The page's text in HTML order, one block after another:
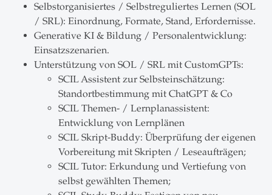
Selbstorganisiertes / Selbstreguliertes Lernen (SOL
/ SRL): Einordnung, Formate, Stand, Erfordernisse.
Generative KI & Bildung / Personalentwicklung:
Einsatzszenarien.
Unterstützung von SOL / SRL mit CustomGPTs:
SCIL Assistent zur Selbsteinschätzung:
Standortbestimmung mit ChatGPT & Co
SCIL Themen- / Lernplanassistent:
Entwicklung von Lernplänen
SCIL Skript-Buddy: Überprüfung der eigenen
Vorbereitung mit Skripten / Leseaufträgen;
SCIL Tutor: Erkundung und Vertiefung von
selbst gewählten Themen;